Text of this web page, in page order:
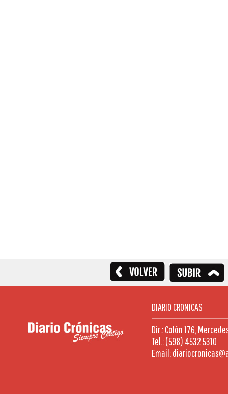
DIARIO CRONICAS
Dir.: Colón 176,
Tel.: (598) 4532 5310
Email: